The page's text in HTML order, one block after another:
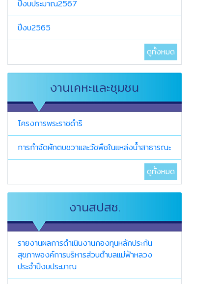
ปีงบประมาณ2567
ปีงบ2565
ดูทั้งหมด
งานเคหะและชุมชน
โครงการพระราชดำริ
การกำจัดผักตบชวาและวัชพืชในแหล่งน้ำสาธารณะ
ดูทั้งหมด
งานสปสช.
รายงานผลการดำเนินงานกองทุนหลักประกัน
สุขภาพองค์การบริหารส่วนตำบลแม่ฟ้าหลวง
ประจำปีงบประมาณ